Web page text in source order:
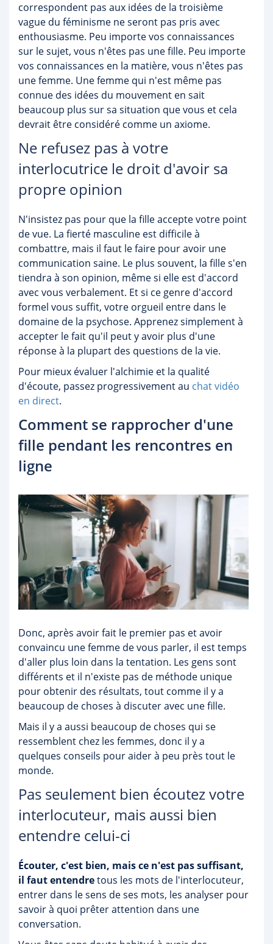
correspondent pas aux idées de la troisième
vague du féminisme ne seront pas pris avec
enthousiasme. Peu importe vos connaissances
sur le sujet, vous n'êtes pas une fille. Peu importe
vos connaissances en la matière, vous n'êtes pas
une femme. Une femme qui n'est même pas
connue des idées du mouvement en sait
beaucoup plus sur sa situation que vous et cela
devrait être considéré comme un axiome.
Ne refusez pas à votre
interlocutrice le droit d'avoir sa
propre opinion
N'insistez pas pour que la fille accepte votre point
de vue. La fierté masculine est difficile à
combattre, mais il faut le faire pour avoir une
communication saine. Le plus souvent, la fille s'en
tiendra à son opinion, même si elle est d'accord
avec vous verbalement. Et si ce genre d'accord
formel vous suffit, votre orgueil entre dans le
domaine de la psychose. Apprenez simplement à
accepter le fait qu'il peut y avoir plus d'une
réponse à la plupart des questions de la vie.
Pour mieux évaluer l'alchimie et la qualité
d'écoute, passez progressivement au chat vidéo
en direct.
Comment se rapprocher d'une
fille pendant les rencontres en
ligne
Donc, après avoir fait le premier pas et avoir
convaincu une femme de vous parler, il est temps
d'aller plus loin dans la tentation. Les gens sont
différents et il n'existe pas de méthode unique
pour obtenir des résultats, tout comme il y a
beaucoup de choses à discuter avec une fille.
Mais il y a aussi beaucoup de choses qui se
ressemblent chez les femmes, donc il y a
quelques conseils pour aider à peu près tout le
monde.
Pas seulement bien écoutez votre
interlocuteur, mais aussi bien
entendre celui-ci
Écouter, c'est bien, mais ce n'est pas suffisant,
il faut entendretous les mots de l'interlocuteur,
entrer dans le sens de ses mots, les analyser pour
savoir à quoi prêter attention dans une
conversation.